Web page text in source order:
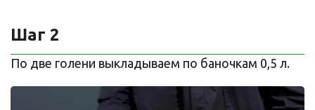
Шаг 2
По две голени выкладываем по баночкам 0,5 л.